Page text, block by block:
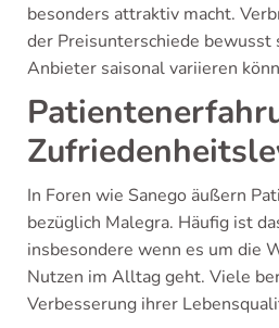
besonders attraktiv macht.
der Preisunterschiede bewusst
Anbieter saisonal variieren
In Foren wie Sanego äußern
bezüglich Malegra. Häufig ist
insbesondere wenn es um die
Nutzen im Alltag geht. Viele
Verbesserung ihrer